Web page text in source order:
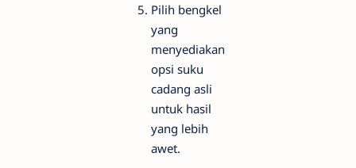
Pilih bengkel
yang
menyediakan
opsi suku
cadang asli
untuk hasil
yang lebih
awet.